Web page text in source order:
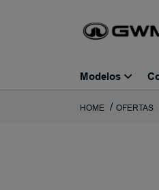
Modelos
HOME OFERTAS